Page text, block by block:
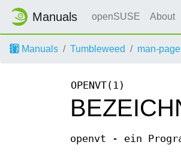
Manuals openSUSE About
Manuals Tumbleweed man-
OPENVT(1)
openvt - ein